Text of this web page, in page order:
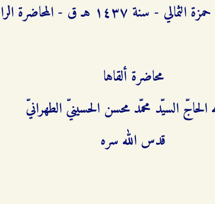
۱٤٣۷ هـ ق - المحاضرة الرابعة
محاضرة ألقاها
الحاجّ السيّد محمّد محسن الحسينيّ الطهرانيّ
قدس الله سره